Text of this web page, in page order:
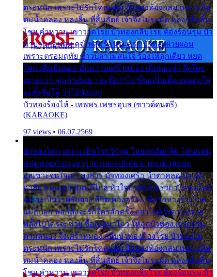
ตระหนัก เพราะไม่รักโคลนตม บัวทองท้องกลม เพราะลืม
ตมน้ำคลอง หลงลิ้น ที่สิ้นสัตย์ เจ้าจึงไม่ระมัด หลงกลิ่นลิ้น
โชย คำหวาน เขาวาดโรย บัวทองกลีบโรย ต้องร้อนรุม บัว
มาบานก่อนตูม ดุจไฟสุมร้อนรุมอุรา บัวทองผ่ายผอม
เพราะตรอมฤทัย ข้าวปลาไม่สนใจ ร้องไห้ลูกเดียว หยุด
โศก เสียเถิดทอง พักความเศร้าหมอง เถิดทองจ๋า ถึงใคร
เขาจะว่า ลูกเจ้าเกิดมา จะชื่อว่าไง พี่ขอเป็นเพื่อนปลอบใจ
จะตั้งชื่อให้ ว่าไอ้บังเอิญ
บัวทองร้องไห้ - เทพพร เพชรอุบล (ซาวด์ดนตรี)
(KARAOKE)
97 views • 06.07.2569
บัวทองโศก เพราะเป็นโรครักรุม ในอกกลัดกลุ้ม โดนแฟน
หนุ่มหลอกเอา เขารวย และรูปหล่อ มาพะเน้าพะนอ
ออเซาะจนใจเบา สงสาร บัวทองเศร้า น้ำตาคลอเบ้า เฝ้า
อาลัย หนุ่มรูปหล่อหนีไกล หัวใจบัวทองระรวย บัวทองโศก
เพราะเป็นโรครักจาง ชีวิตเคว้งคว้าง เมื่อรักห่างร้างไกล
แม่ก็บอก พ่อก็สั่งจะรักใครสักครั้ง อย่าไปหวังความรวย
พลั้งไปใครจะช่วย ซื้อเปลมาไกว ให้ลูกบัวทอง เวรกรรม
ตามสนอง จึงเศร้าหมอง กลีบบัวทองต้องโรย บัวทองไม่
ตระหนัก เพราะไม่รักโคลนตม บัวทองท้องกลม เพราะลืม
ตมน้ำคลอง หลงลิ้น ที่สิ้นสัตย์ เจ้าจึงไม่ระมัด หลงกลิ่นลิ้น
โชย คำหวาน เขาวาดโรย บัวทองกลีบโรย ต้องร้อนรุม บัว